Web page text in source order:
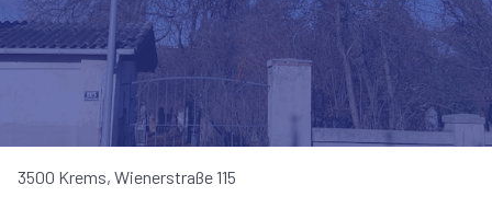
3500 Krems, Wienerstraße 115